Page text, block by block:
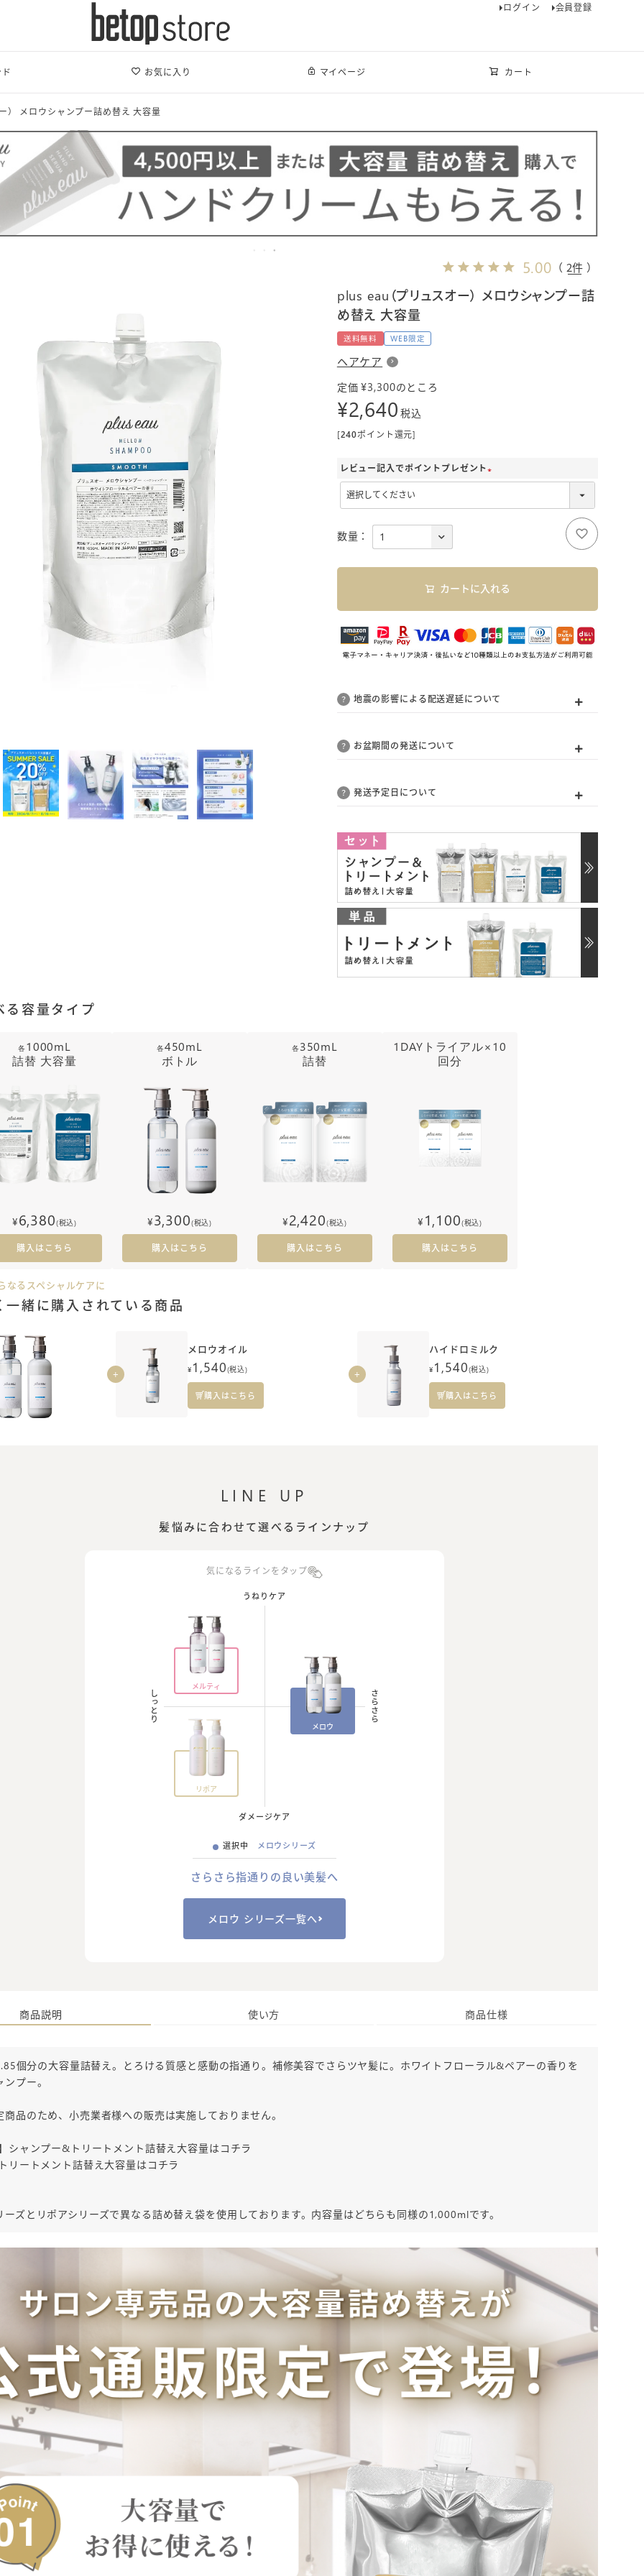
ログイン 会員登録
お気に入り マイページ カート
） メロウシャンプー詰め替え 大容量
5.00 （ 2件 ）
plus eau（プリュスオー） メロウシャンプー詰
め替え 大容量
送料無料 WEB限定
ヘアケア
定価 ¥3,300のところ
¥2,640 税込
[240ポイント還元]
レビュー記入でポイントプレゼント
カートに入れる
地震の影響による配送遅延について
お盆期間の発送について
発送予定日について
る容量タイプ
各1000mL
詰替 大容量
¥6,380(税込)
購入はこちら
各450mL
ボトル
¥3,300(税込)
購入はこちら
各350mL
詰替
¥2,420(税込)
購入はこちら
1DAYトライアル×10
回分
¥ 1,100(税込)
購入はこちら
なるスペシャルケアに
一緒に購入されている商品
+
メロウオイル
¥ 1,540(税込)
購入はこちら
+
ハイドロミルク
¥ 1,540(税込)
購入はこちら
LINE UP
髪悩みに合わせて選べるラインナップ
気になるラインをタップ
うねりケア
しっとり さらさら
ダメージケア
メルティ
メロウ
リポア
選択中 メロウシリーズ
さらさら指通りの良い美髪へ
メロウ シリーズ一覧へ
商品説明 使い方 商品仕様
個分の大容量詰替え。とろける質感と感動の指通り。補修美容でさらツヤ髪に。ホワイトフローラル&ペアーの香りを
プー。
商品のため、小売業者様への販売は実施しておりません。
シャンプー&トリートメント詰替え大容量はコチラ
リートメント詰替え大容量はコチラ
ズとリポアシリーズで異なる詰め替え袋を使用しております。内容量はどちらも同様の1,000mlです。